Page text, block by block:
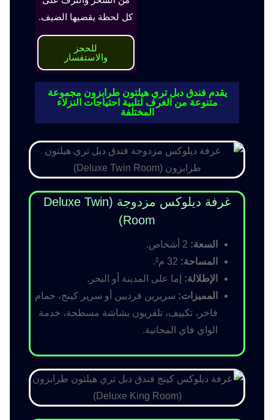
كل لحظة يقضيها الضيف.
للحجز
والاستفسار
يقدم فندق دبل تري هيلتون طرابزون مجموعة
متنوعة من الغرف لتلبية احتياجات النزلاء
المختلفة
غرفة ديلوكس مزدوجة (Deluxe Twin
Room)
السعة:
المساحة:
الإطلالة: إما على المدينة أو البحر.
المميزات: سريرين فرديين أو سرير كينج، حمام
فاخر، تكييف، تلفزيون بشاشة مسطحة، خدمة
الواي فاي المجانية.